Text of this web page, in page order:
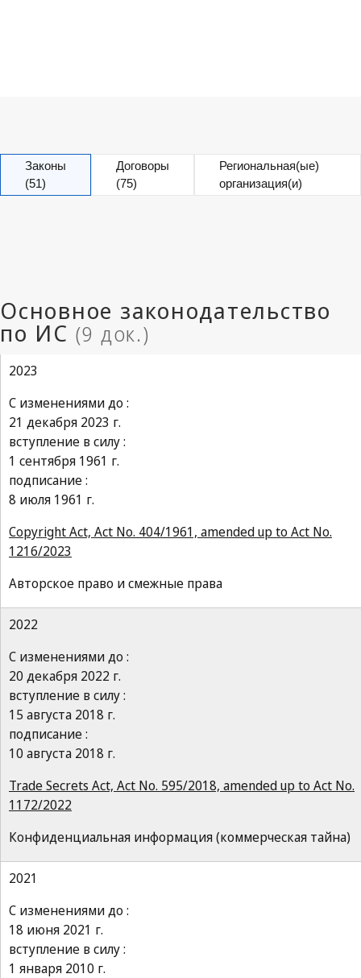
Законы
(51)
Договоры
(75)
Региональная(ые)
организация(и)
2023
С изменениями до :
21 декабря 2023 г.
вступление в силу :
1 сентября 1961 г.
подписание :
8 июля 1961 г.
Copyright Act, Act No. 404/1961, amended up to Act No.
1216/2023
Авторское право и смежные права
2022
С изменениями до :
20 декабря 2022 г.
вступление в силу :
15 августа 2018 г.
подписание :
10 августа 2018 г.
Trade Secrets Act, Act No. 595/2018, amended up to Act No.
1172/2022
Конфиденциальная информация (коммерческая тайна)
2021
С изменениями до :
18 июня 2021 г.
вступление в силу :
1 января 2010 г.